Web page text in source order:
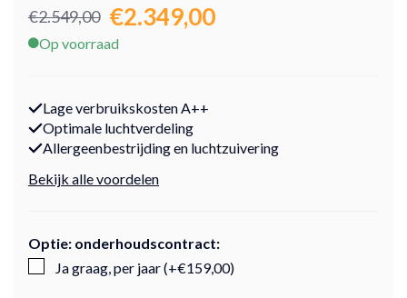
€2.549,00 €2.349,00
Op voorraad
Lage verbruikskosten A++
Optimale luchtverdeling
Allergeenbestrijding en luchtzuivering
Bekijk alle voordelen
Optie: onderhoudscontract:
Ja graag, per jaar (+€159,00)